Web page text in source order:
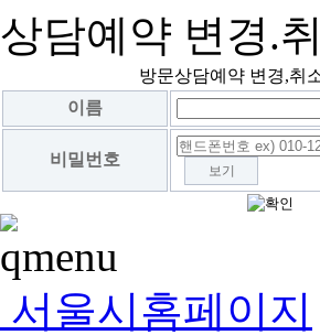
상담예약 변경.
방문상담예약 변경,취
이름
비밀번호
보기
서울시홈페이지